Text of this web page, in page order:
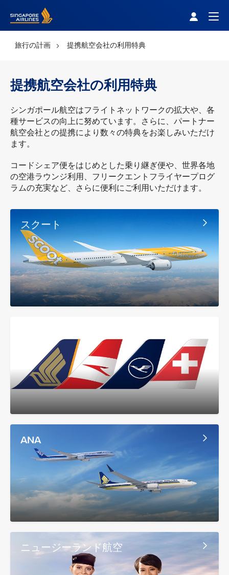
旅行の計画 提携航空会社の利用特典
提携航空会社の利用特典
シンガポール航空はフライトネットワークの拡大や、各
種サービスの向上に努めています。さらに、パートナー
航空会社との提携により数々の特典をお楽しみいただけ
ます。
コードシェア便をはじめとした乗り継ぎ便や、世界各地
の空港ラウンジ利用、フリークエントフライヤープログ
ラムの充実など、さらに便利にご利用いただけます。
スクート
ANA
ニュージーランド航空